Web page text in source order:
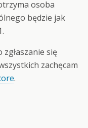
osoba
będzie jak
się
zachęcam
.